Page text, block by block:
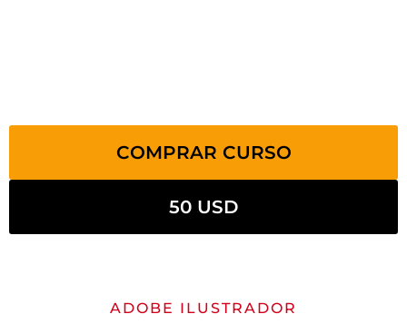
COMPRAR CURSO
50 USD
ADOBE ILUSTRADOR